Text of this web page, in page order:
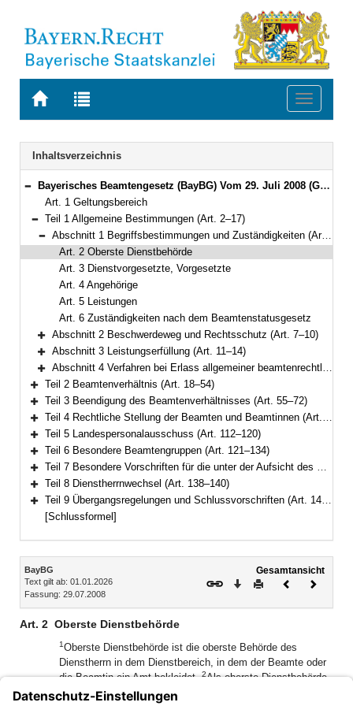
Zur
BAYERN.RECHT
Zur
letzten
Suche
Toggle
Navigation
Inhaltsverzeichnis
Bereich reduzieren
Bayerisches Beamtengesetz (BayBG) Vom 29. Juli 2008 (GVBl. S. 500) BayRS 2030-1-1-F (Art. 1–147)
Art. 1 Geltungsbereich
Bereich reduzieren
Teil 1 Allgemeine Bestimmungen (Art. 2–17)
Bereich reduzieren
Abschnitt 1 Begriffsbestimmungen und Zuständigkeiten (Art. 2–6)
Art. 2 Oberste Dienstbehörde
Art. 3 Dienstvorgesetzte, Vorgesetzte
Art. 4 Angehörige
Art. 5 Leistungen
Art. 6 Zuständigkeiten nach dem Beamtenstatusgesetz
Bereich erweitern
Abschnitt 2 Beschwerdeweg und Rechtsschutz (Art. 7–10)
Bereich erweitern
Abschnitt 3 Leistungserfüllung (Art. 11–14)
Bereich erweitern
Abschnitt 4 Verfahren bei Erlass allgemeiner beamtenrechtlicher Regelungen (Art. 15–17)
Bereich erweitern
Teil 2 Beamtenverhältnis (Art. 18–54)
Bereich erweitern
Teil 3 Beendigung des Beamtenverhältnisses (Art. 55–72)
Bereich erweitern
Teil 4 Rechtliche Stellung der Beamten und Beamtinnen (Art. 73–111)
Bereich erweitern
Teil 5 Landespersonalausschuss (Art. 112–120)
Bereich erweitern
Teil 6 Besondere Beamtengruppen (Art. 121–134)
Bereich erweitern
Teil 7 Besondere Vorschriften für die unter der Aufsicht des Staates stehenden Körperschaften, Anstalten und Stiftungen des öffentlichen Rechts (Art. 135–137)
Bereich erweitern
Teil 8 Dienstherrnwechsel (Art. 138–140)
Bereich erweitern
Teil 9 Übergangsregelungen und Schlussvorschriften (Art. 141–147)
[Schlussformel]
Inhalt
BayBG
Text gilt ab: 01.01.2026
Fassung: 29.07.2008
Gesamtansicht
Download
DruckenVorheriges
Art. 2 Oberste Dienstbehörde
1Oberste Dienstbehörde ist die oberste Behörde des
Dienstherrn in dem Dienstbereich, in dem der Beamte oder
die Beamtin ein Amt bekleidet.2Als oberste Dienstbehörde
von Ruhestandsbeamten, Ruhestandsbeamtinnen,